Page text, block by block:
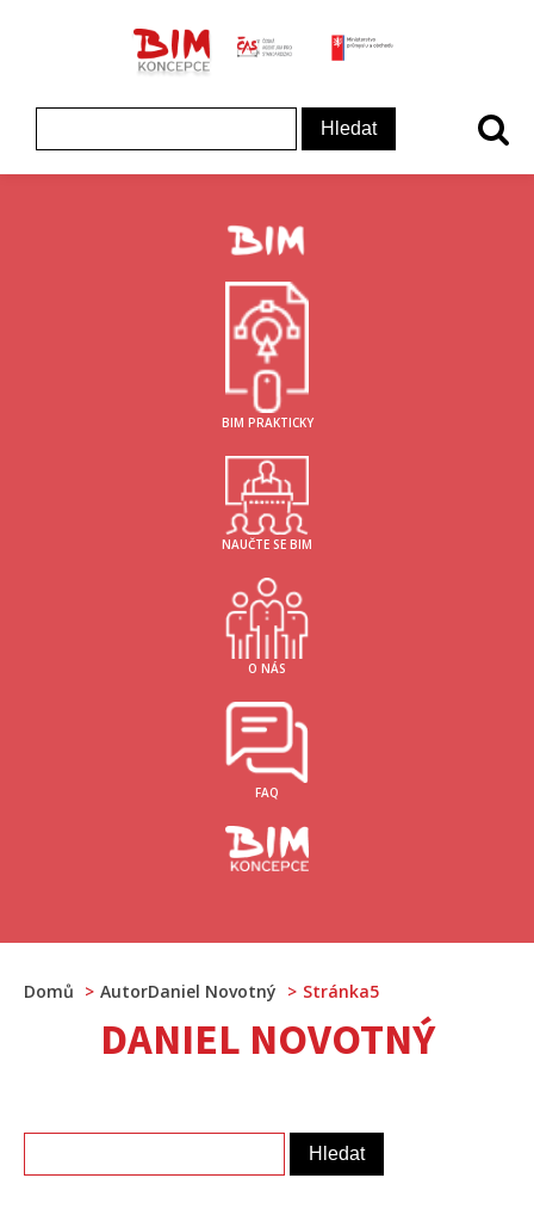
Koncepce BIM - logo
ČAS - logo
BIM PRAKTICKY
NAUČTE SE BIM
O NÁS
FAQ
Domů AutorDaniel Novotný Stránka5
DANIEL NOVOTNÝ